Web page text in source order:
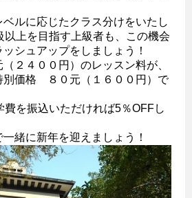
ルに応じたクラス分けをいたし
以上を目指す上級者も、この機会
シュアップをしましょう！
２４００円）のレッスン料が、
別価格 ８０元（１６００円）で
費を振込いただければ5％OFFし
緒に新年を迎えましょう！